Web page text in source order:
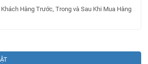
Hàng Trước, Trong và Sau Khi Mua Hàng